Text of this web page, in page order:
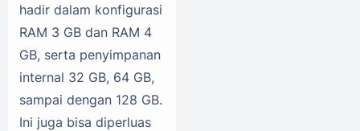
hadir dalam konfigurasi
RAM 3 GB dan RAM 4
GB, serta penyimpanan
internal 32 GB, 64 GB,
sampai dengan 128 GB.
Ini juga bisa diperluas